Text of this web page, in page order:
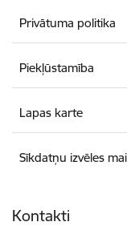
Privātuma politika
Piekļūstamība
Lapas karte
Sīkdatņu izvēles
Kontakti